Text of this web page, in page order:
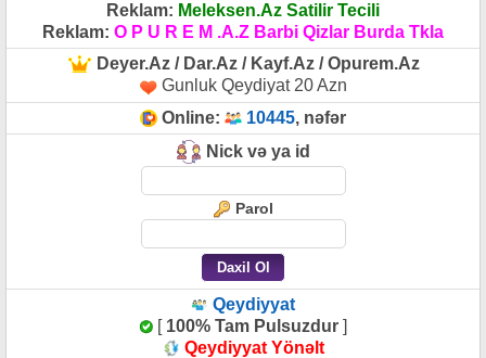
Reklam: Meleksen.Az Satilir Tecili
Reklam: O P U R E M .A.Z Barbi Qizlar Burda Tkla
Deyer.Az / Dar.Az / Kayf.Az / Opurem.Az
Gunluk Qeydiyat 20 Azn
Online:
10445, nəfər
Nick və ya id
Parol
Qeydiyyat
[ 100% Tam Pulsuzdur ]
Qeydiyyat Yönəlt